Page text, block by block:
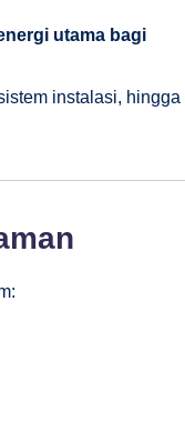
utama bagi
instalasi, hingga